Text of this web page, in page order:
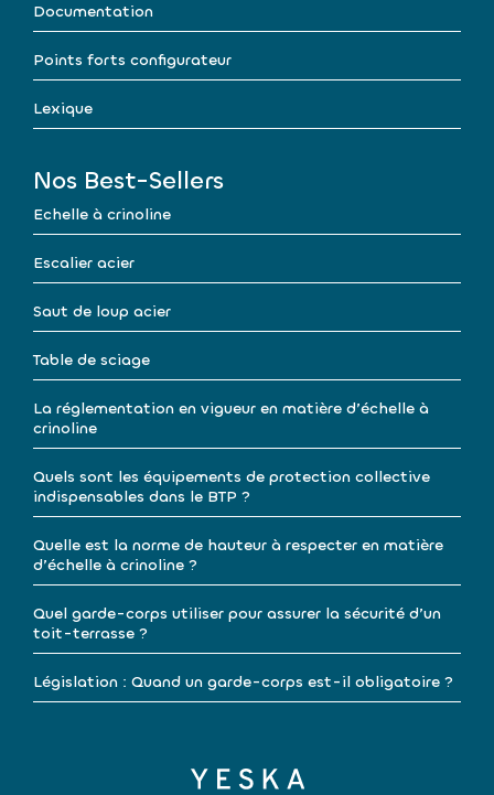
Documentation
Points forts configurateur
Lexique
Nos Best-Sellers
Echelle à crinoline
Escalier acier
Saut de loup acier
Table de sciage
La réglementation en vigueur en matière d’échelle à
crinoline
Quels sont les équipements de protection collective
indispensables dans le BTP ?
Quelle est la norme de hauteur à respecter en matière
d’échelle à crinoline ?
Quel garde-corps utiliser pour assurer la sécurité d’un
toit-terrasse ?
Législation : Quand un garde-corps est-il obligatoire ?